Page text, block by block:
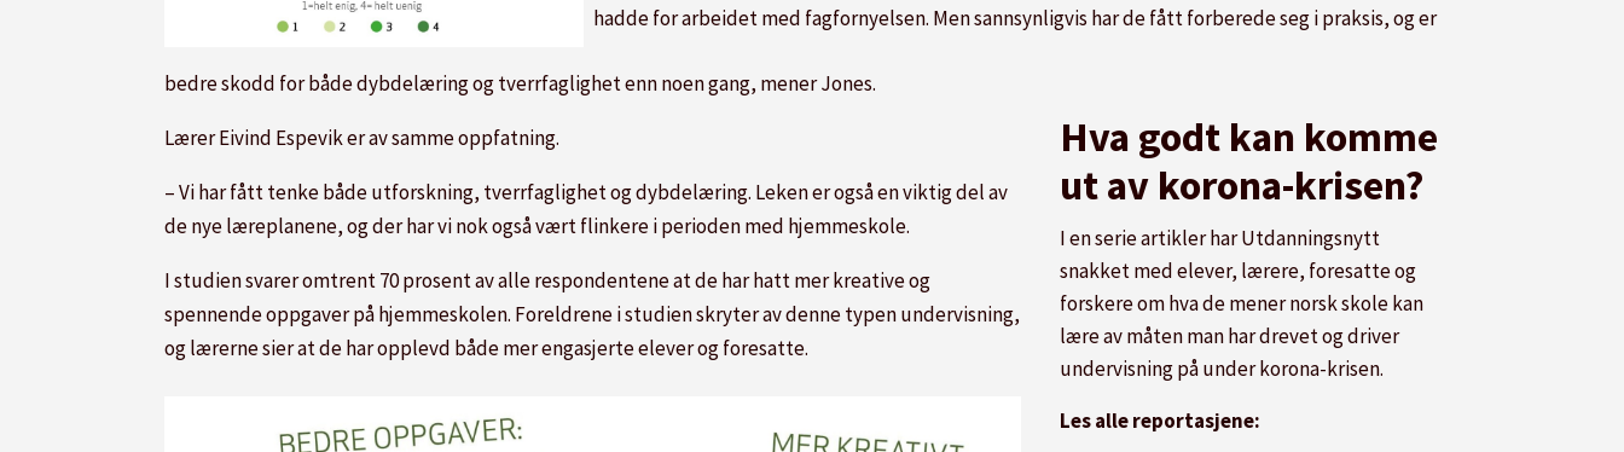
Hva godt kan komme
ut av korona-krisen?
I en serie artikler har Utdanningsnytt
snakket med elever, lærere, foresatte og
forskere om hva de mener norsk skole kan
lære av måten man har drevet og driver
undervisning på under korona-krisen.
Les alle reportasjene:
hadde for arbeidet med fagfornyelsen. Men sannsynligvis har de fått forberede seg i praksis, og er
bedre skodd for både dybdelæring og tverrfaglighet enn noen gang, mener Jones.
Lærer Eivind Espevik er av samme oppfatning.
– Vi har fått tenke både utforskning, tverrfaglighet og dybdelæring. Leken er også en viktig del av
de nye læreplanene, og der har vi nok også vært flinkere i perioden med hjemmeskole.
I studien svarer omtrent 70 prosent av alle respondentene at de har hatt mer kreative og
spennende oppgaver på hjemmeskolen. Foreldrene i studien skryter av denne typen undervisning,
og lærerne sier at de har opplevd både mer engasjerte elever og foresatte.